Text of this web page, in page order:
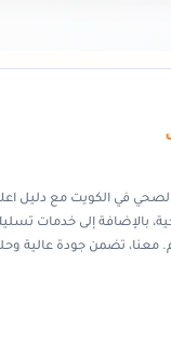
في الكويت مع دليل
بالإضافة إلى خدمات
معنا، تضمن جودة عالية